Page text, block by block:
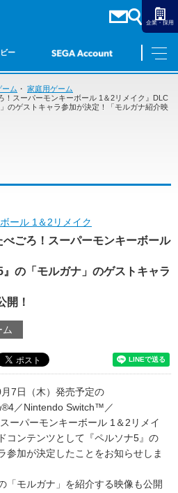
企業・採用
ゲーム スマホゲーム
ー
セガ ラッキーくじ
オンライン
ーム ・ 家庭用ゲーム
！スーパーモンキーボール 1＆2リメイク』DLC
のゲストキャラ参加が決定！「モルガナ紹介映
ール 1＆2リメイク
ごろ！スーパーモンキーボール
の「モルガナ」のゲストキャラ
開！
7日（木）発売予定の
／Nintendo Switch™／
ーパーモンキーボール 1＆2リメイ
コンテンツとして『ペルソナ5』の
参加が決定したことをお知らせしま
「モルガナ」を紹介する映像も公開